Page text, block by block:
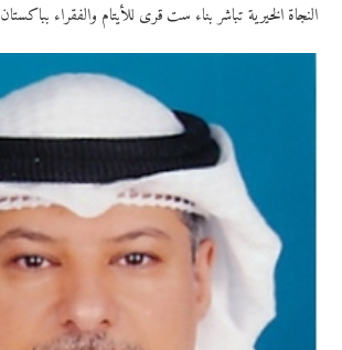
النجاة الخيرية تباشر بناء ست قرى للأيتام والفقراء بباكستان